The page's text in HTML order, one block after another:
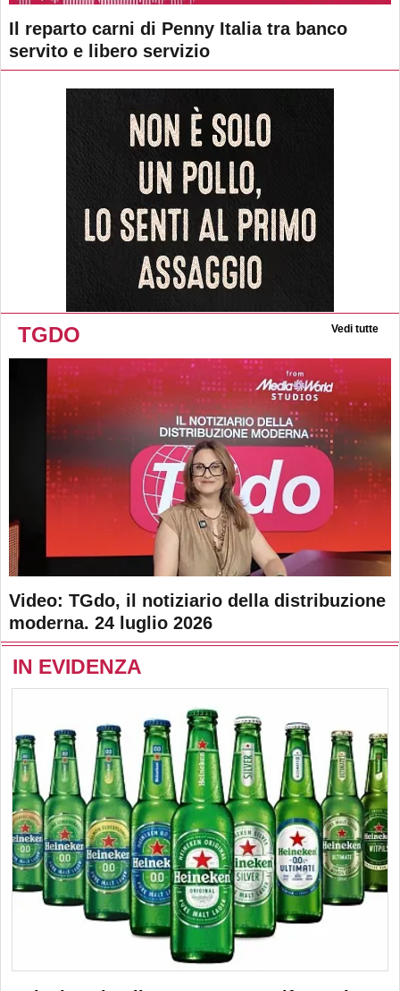
Il reparto carni di Penny Italia tra banco
servito e libero servizio
TGDO Vedi tutte
Video: TGdo, il notiziario della distribuzione
moderna. 24 luglio 2026
IN EVIDENZA